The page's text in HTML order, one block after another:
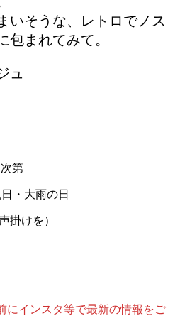
いそうな、レトロでノス
包まれてみて。
ュ
次第
・大雨の日
掛けを）
にインスタ等で最新の情報をご